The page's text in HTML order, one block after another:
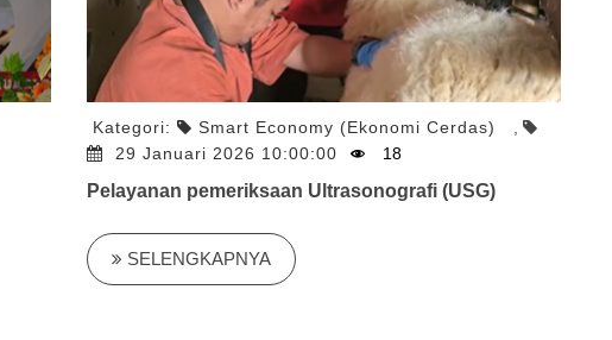
Kategori: Smart Economy (Ekonomi Cerdas)
29 Januari 2026 10:00:00
18
Pelayanan pemeriksaan Ultrasonografi (USG)
SELENGKAPNYA